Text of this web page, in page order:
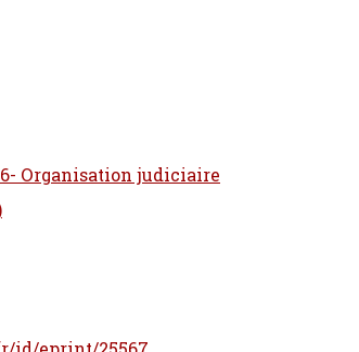
6- Organisation judiciaire